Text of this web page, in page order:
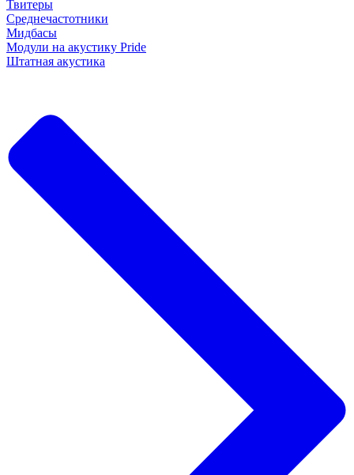
Твитеры
Среднечастотники
Мидбасы
Модули на акустику Pride
Штатная акустика